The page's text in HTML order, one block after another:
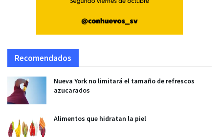
Recomendados
Nueva York no limitará el tamaño de refrescos
azucarados
Alimentos que hidratan la piel